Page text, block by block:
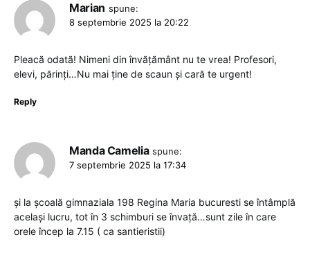
Marian spune:
8 septembrie 2025 la 20:22
Pleacă odată! Nimeni din învățământ nu te vrea! Profesori,
elevi, părinți…Nu mai ține de scaun și cară te urgent!
Reply
Manda Camelia spune:
7 septembrie 2025 la 17:34
și la școală gimnaziala 198 Regina Maria bucuresti se întâmplă
același lucru, tot în 3 schimburi se învață…sunt zile în care
orele încep la 7.15 ( ca santieristii)